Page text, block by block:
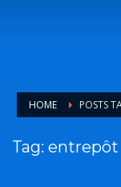
HOME POSTS
Tag: